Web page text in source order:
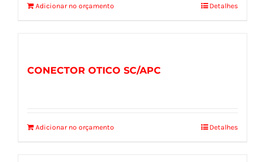
Adicionar no orçamento Detalhes
CONECTOR OTICO SC/APC
Adicionar no orçamento Detalhes